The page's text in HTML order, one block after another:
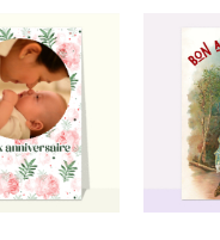
expressément
Facteur lors de
de choix dans